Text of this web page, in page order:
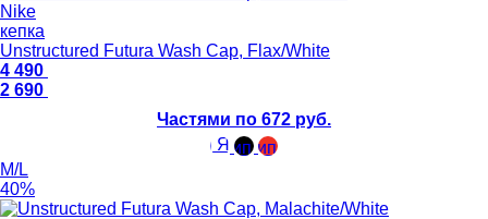
Nike
кепка
Unstructured Futura Wash Cap, Flax/White
4 490
2 690
Частями по 672 руб.
M/L
40%